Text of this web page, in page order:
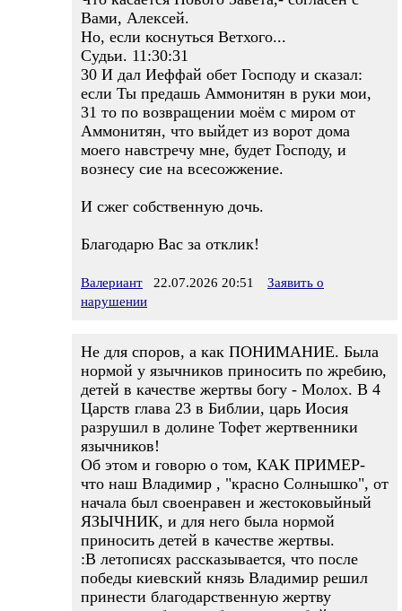
Вами, Алексей.
Но, если коснуться Ветхого...
Судьи. 11:30:31
30 И дал Иеффай обет Господу и сказал:
если Ты предашь Аммонитян в руки мои,
31 то по возвращении моём с миром от
Аммонитян, что выйдет из ворот дома
моего навстречу мне, будет Господу, и
вознесу сие на всесожжение.
И сжег собственную дочь.
Благодарю Вас за отклик!
Валериант 22.07.2026 20:51
Заявить о
нарушении
Не для споров, а как ПОНИМАНИЕ. Была
нормой у язычников приносить по жребию,
детей в качестве жертвы богу - Молох. В 4
Царств глава 23 в Библии, царь Иосия
разрушил в долине Тофет жертвенники
язычников!
Об этом и говорю о том, КАК ПРИМЕР-
что наш Владимир , "красно Солнышко", от
начала был своенравен и жестоковыйный
ЯЗЫЧНИК, и для него была нормой
приносить детей в качестве жертвы.
:В летописях рассказывается, что после
победы киевский князь Владимир решил
принести благодарственную жертву